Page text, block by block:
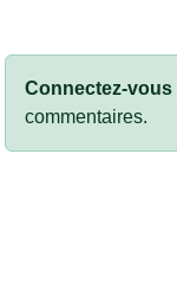
Connectez-vous
commentaires.